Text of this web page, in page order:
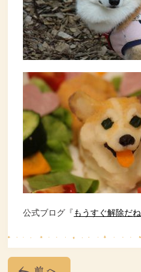
公式ブログ『もうすぐ解除だね